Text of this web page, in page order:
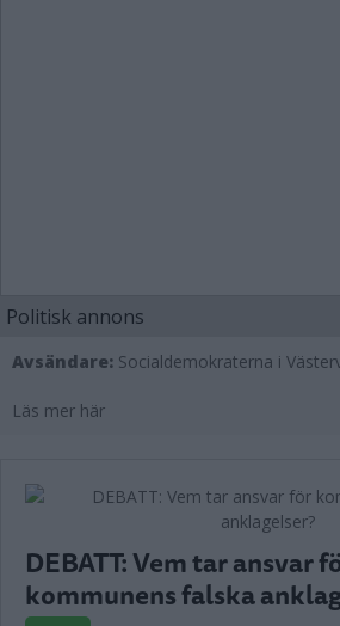
Politisk annons
Avsändare: Socialdemokraterna i
Läs mer här
DEBATT: Vem tar ansvar
kommunens falska